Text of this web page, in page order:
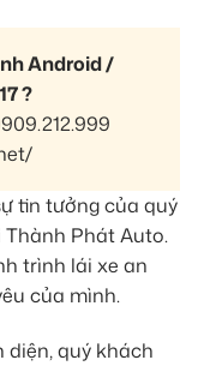
Android /
?
tin tưởng của quý
Phát Auto.
trình lái xe an
của mình.
diện, quý khách